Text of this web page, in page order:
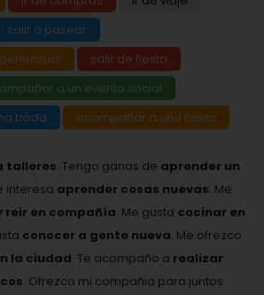
salir a pasear
salir de fiesta
a un evento social
boda
acompañar a una fiesta
talleres. Tengo ganas de aprender un
interesa aprender cosas nuevas. Me
reir en compañía. Me gusta cocinar en
conocer a gente nueva. Me ofrezco
la ciudad. Te acompaño a realizar
. Ofrezco mi compañia para juntos